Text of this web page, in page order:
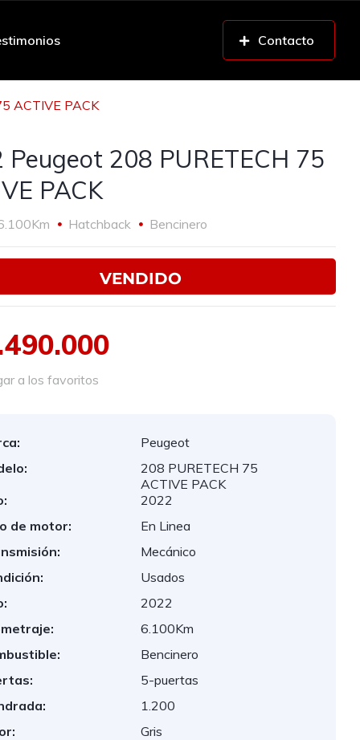
Contacto
ACTIVE PACK
Peugeot 208 PURETECH 75
PACK
Hatchback Bencinero
VENDIDO
a los favoritos
Peugeot
208 PURETECH 75
ACTIVE PACK
2022
de motor:
En Linea
Mecánico
Usados
2022
6.100Km
Bencinero
5-puertas
1.200
Gris